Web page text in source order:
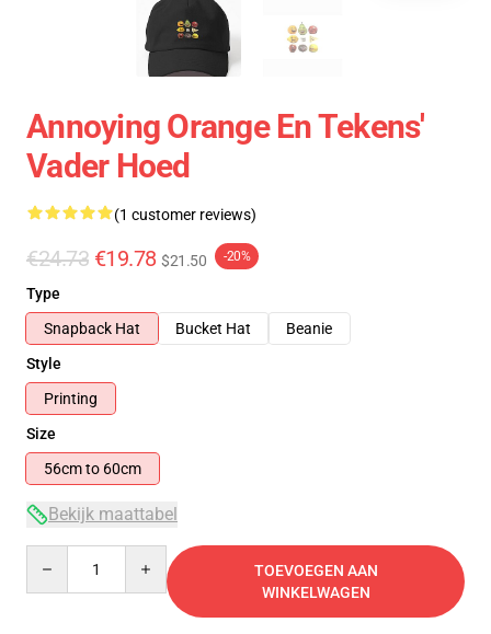
Annoying Orange En Tekens'
Vader Hoed
(1 customer reviews)
€24.73 €19.78 $21.50 -20%
Type
Snapback Hat
Bucket Hat
Beanie
Style
Printing
Size
56cm to 60cm
Bekijk maattabel
TOEVOEGEN AAN
WINKELWAGEN